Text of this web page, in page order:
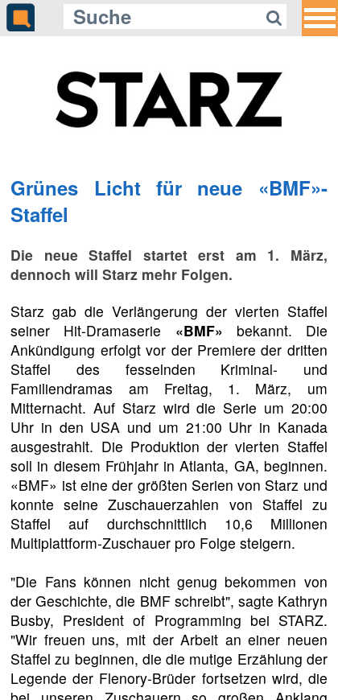
Grünes Licht für neue «BMF»-
Staffel
Die neue Staffel startet erst am 1. März,
dennoch will Starz mehr Folgen.
Starz gab die Verlängerung der vierten Staffel
seiner Hit-Dramaserie «BMF» bekannt. Die
Ankündigung erfolgt vor der Premiere der dritten
Staffel des fesselnden Kriminal- und
Familiendramas am Freitag, 1. März, um
Mitternacht. Auf Starz wird die Serie um 20:00
Uhr in den USA und um 21:00 Uhr in Kanada
ausgestrahlt. Die Produktion der vierten Staffel
soll in diesem Frühjahr in Atlanta, GA, beginnen.
«BMF» ist eine der größten Serien von Starz und
konnte seine Zuschauerzahlen von Staffel zu
Staffel auf durchschnittlich 10,6 Millionen
Multiplattform-Zuschauer pro Folge steigern.
"Die Fans können nicht genug bekommen von
der Geschichte, die BMF schreibt", sagte Kathryn
Busby, President of Programming bei STARZ.
"Wir freuen uns, mit der Arbeit an einer neuen
Staffel zu beginnen, die die mutige Erzählung der
Legende der Flenory-Brüder fortsetzen wird, die